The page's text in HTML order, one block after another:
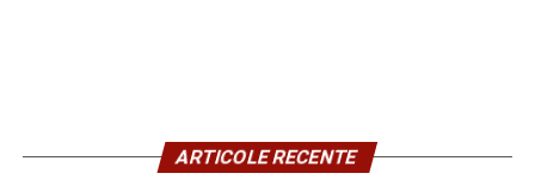
ARTICOLE RECENTE